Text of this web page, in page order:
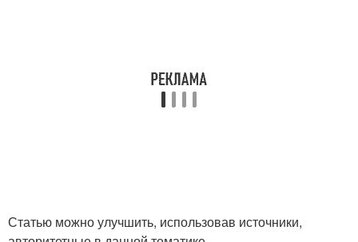
Статью можно улучшить, использовав источники,